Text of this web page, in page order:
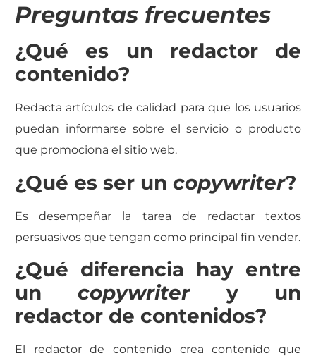
Preguntas frecuentes
¿Qué es un redactor de
contenido?
Redacta artículos de calidad para que los usuarios
puedan informarse sobre el servicio o producto
que promociona el sitio web.
¿Qué es ser un copywriter?
Es desempeñar la tarea de redactar textos
persuasivos que tengan como principal fin vender.
¿Qué diferencia hay entre
uncopywritery un
redactor de contenidos?
El redactor de contenido crea contenido que